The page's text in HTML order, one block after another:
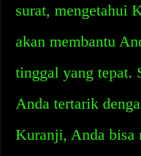
surat, mengetahui
akan membantu
tinggal yang tepat.
Anda tertarik
Kuranji, Anda bisa